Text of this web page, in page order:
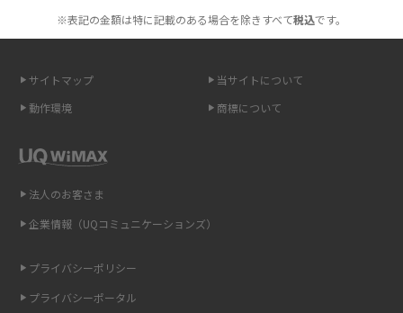
介
ポケット型Wi-Fi（モバイルWi-Fi）とは？おススメする方の特徴や選び方を
点も解説
ギガバイト（GB）とは？1GBの目安やギガが足りない時の対処法を紹介
※表記の金額は特に記載のある場合を除きすべて税込です。
サイトマップ
当サイトについて
動作環境
商標について
法人のお客さま
企業情報（UQコミュニケーションズ）
プライバシーポリシー
プライバシーポータル